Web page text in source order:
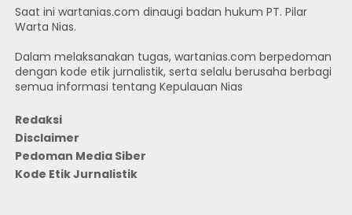
Saat ini wartanias.com dinaugi badan hukum PT. Pilar
Warta Nias.
Dalam melaksanakan tugas, wartanias.com berpedoman
dengan kode etik jurnalistik, serta selalu berusaha berbagi
semua informasi tentang Kepulauan Nias
Redaksi
Disclaimer
Pedoman Media Siber
Kode Etik Jurnalistik